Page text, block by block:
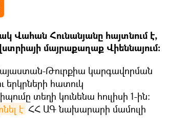
Վահան Հունանյանը հայտնում է,
մայրաքաղաք Վիեննայում։
Թուրքիա կարգավորման
երկրների հատուկ
տեղի կունենա հուլիսի 1-ին։
է ՀՀ ԱԳ նախարարի մամուլի